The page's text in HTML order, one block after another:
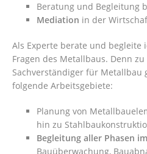
Beratung und Begleitung
Mediation in der
Als Experte berate und begleite
Fragen des Metallbaus. Denn
Sachverständiger für
folgende Arbeitsgebiete:
Planung von
hin zu
Begleitung aller Phasen
Bauüberwachung,